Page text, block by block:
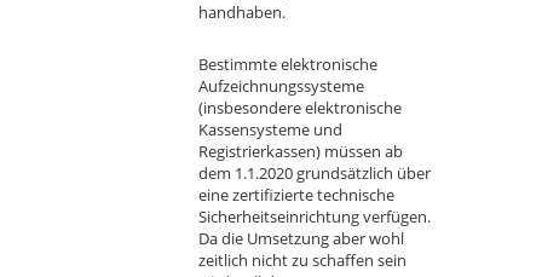
handhaben.
Bestimmte elektronische
Aufzeichnungssysteme
(insbesondere elektronische
Kassensysteme und
Registrierkassen) müssen ab
dem 1.1.2020 grundsätzlich über
eine zertifizierte technische
Sicherheitseinrichtung verfügen.
Da die Umsetzung aber wohl
zeitlich nicht zu schaffen sein